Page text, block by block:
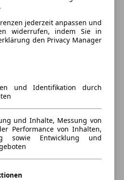
jederzeit anpassen und
widerrufen, indem Sie in
den Privacy Manager
und Identifikation durch
und Inhalte, Messung von
Performance von Inhalten,
sowie Entwicklung und